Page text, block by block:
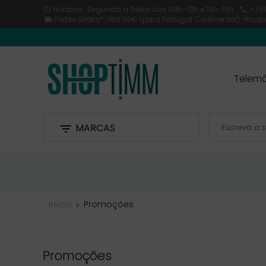
 Horários: Segunda a Sexta das 09h-13h e 14h-18h 
 Portes Grátis* >180.00€ (para Portugal Continental)
 MARCAS
Início Promoções
Promoções